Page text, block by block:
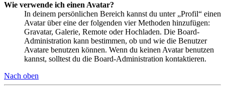
Wie verwende ich einen Avatar?
In deinem persönlichen Bereich kannst du unter „Profil“ einen
Avatar über eine der folgenden vier Methoden hinzufügen:
Gravatar, Galerie, Remote oder Hochladen. Die Board-
Administration kann bestimmen, ob und wie die Benutzer
Avatare benutzen können. Wenn du keinen Avatar benutzen
kannst, solltest du die Board-Administration kontaktieren.
Nach oben